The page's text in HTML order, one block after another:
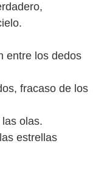
entre los dedos
fracaso de los
olas.
estrellas